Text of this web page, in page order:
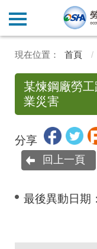
首頁
某煉鋼廠勞
業災害
分享
回上一頁
最後異動日期：